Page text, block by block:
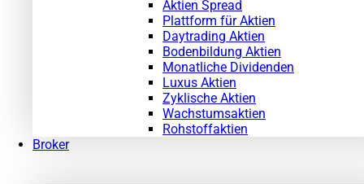
Aktien Spread
Plattform für Aktien
Daytrading Aktien
Bodenbildung Aktien
Monatliche Dividenden
Luxus Aktien
Zyklische Aktien
Wachstumsaktien
Rohstoffaktien
Broker